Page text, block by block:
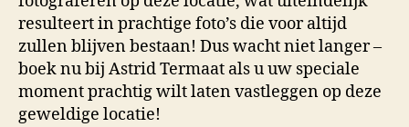
resulteert in prachtige foto’s die voor altijd
zullen blijven bestaan! Dus wacht niet langer –
boek nu bij Astrid Termaat als u uw speciale
moment prachtig wilt laten vastleggen op deze
geweldige locatie!